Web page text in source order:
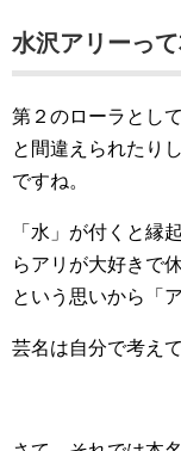
水沢アリーっ
第２のローラとし
と間違えられたり
ですね。
「水」が付くと縁
らアリが大好きで
という思いから「
芸名は自分で考え